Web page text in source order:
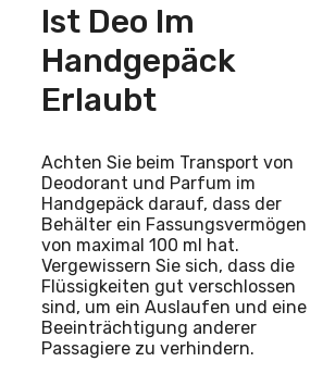
Ist Deo Im
Handgepäck
Erlaubt
Achten Sie beim Transport von
Deodorant und Parfum im
Handgepäck darauf, dass der
Behälter ein Fassungsvermögen
von maximal 100 ml hat.
Vergewissern Sie sich, dass die
Flüssigkeiten gut verschlossen
sind, um ein Auslaufen und eine
Beeinträchtigung anderer
Passagiere zu verhindern.